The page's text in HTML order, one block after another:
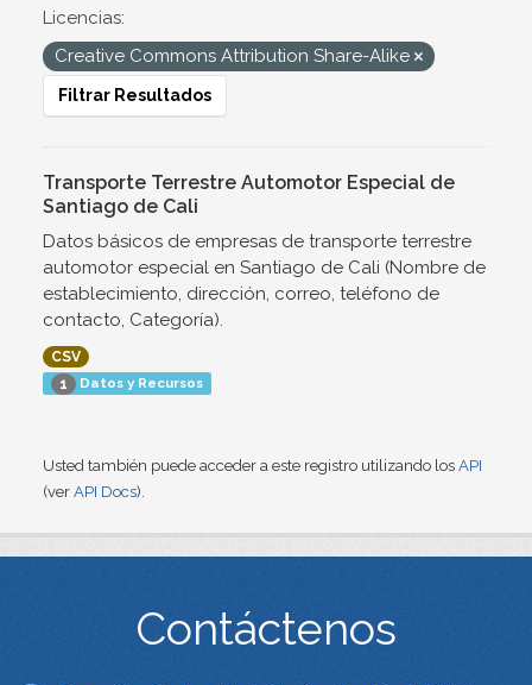
Licencias:
Creative Commons Attribution Share-Alike
Filtrar Resultados
Transporte Terrestre Automotor Especial de
Santiago de Cali
Datos básicos de empresas de transporte terrestre
automotor especial en Santiago de Cali (Nombre de
establecimiento, dirección, correo, teléfono de
contacto, Categoría).
CSV
1 Datos y Recursos
Usted también puede acceder a este registro utilizando los API
(ver API Docs).
Contáctenos